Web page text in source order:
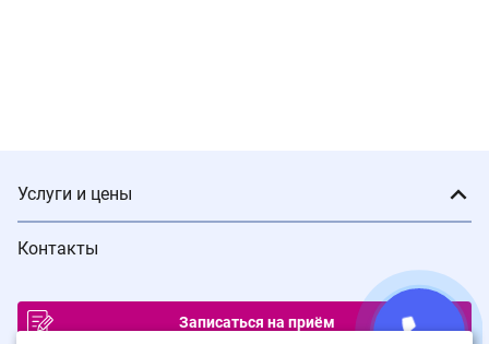
Услуги и цены
Контакты
Записаться на приём